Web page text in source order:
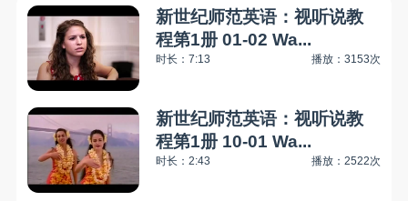
新世纪师范英语：视听说教
程第1册 01-02 Wa...
时长：7:13 播放：3153次
新世纪师范英语：视听说教
程第1册 10-01 Wa...
时长：2:43 播放：2522次